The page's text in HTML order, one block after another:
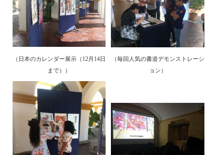
（日本のカレンダー展示（12月14日
まで））
（毎回人気の書道デモンストレーシ
ョン）